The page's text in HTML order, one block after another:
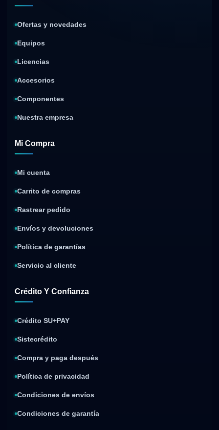
Ofertas y novedades
Equipos
Licencias
Accesorios
Componentes
Nuestra empresa
Mi Compra
Mi cuenta
Carrito de compras
Rastrear pedido
Envíos y devoluciones
Política de garantías
Servicio al cliente
Crédito Y Confianza
Crédito SU+PAY
Sistecrédito
Compra y paga después
Política de privacidad
Condiciones de envíos
Condiciones de garantía